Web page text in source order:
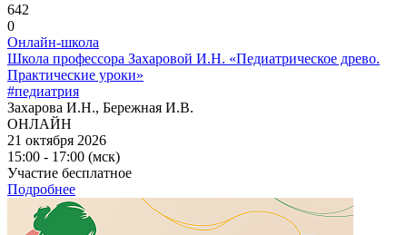
642
0
Онлайн-школа
Школа профессора Захаровой И.Н. «Педиатрическое древо.
Практические уроки»
#педиатрия
Захарова И.Н., Бережная И.В.
ОНЛАЙН
21 октября 2026
15:00 - 17:00 (мск)
Участие бесплатное
Подробнее